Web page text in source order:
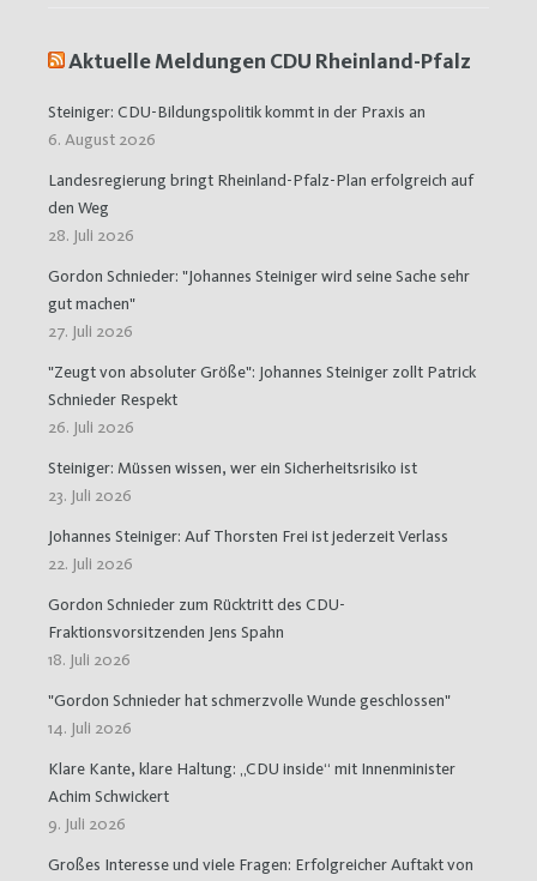
Aktuelle Meldungen CDU Rheinland-Pfalz
Steiniger: CDU-Bildungspolitik kommt in der Praxis an
6. August 2026
Landesregierung bringt Rheinland-Pfalz-Plan erfolgreich auf
den Weg
28. Juli 2026
Gordon Schnieder: "Johannes Steiniger wird seine Sache sehr
gut machen"
27. Juli 2026
"Zeugt von absoluter Größe": Johannes Steiniger zollt Patrick
Schnieder Respekt
26. Juli 2026
Steiniger: Müssen wissen, wer ein Sicherheitsrisiko ist
23. Juli 2026
Johannes Steiniger: Auf Thorsten Frei ist jederzeit Verlass
22. Juli 2026
Gordon Schnieder zum Rücktritt des CDU-
Fraktionsvorsitzenden Jens Spahn
18. Juli 2026
"Gordon Schnieder hat schmerzvolle Wunde geschlossen"
14. Juli 2026
Klare Kante, klare Haltung: „CDU inside“ mit Innenminister
Achim Schwickert
9. Juli 2026
Großes Interesse und viele Fragen: Erfolgreicher Auftakt von